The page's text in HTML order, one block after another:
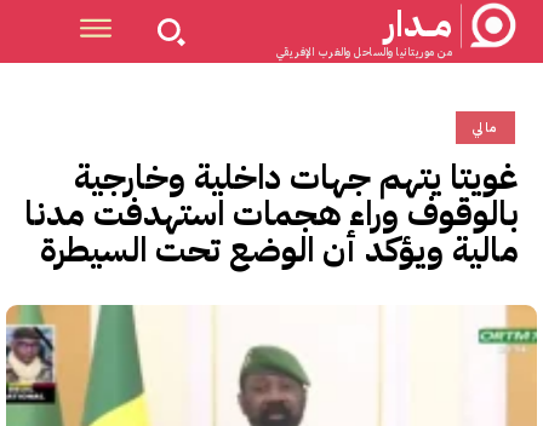
مــدار
من موريتانيا والساحل والغرب الإفريقي
مالي
غويتا يتهم جهات داخلية وخارجية
بالوقوف وراء هجمات استهدفت مدنا
مالية ويؤكد أن الوضع تحت السيطرة